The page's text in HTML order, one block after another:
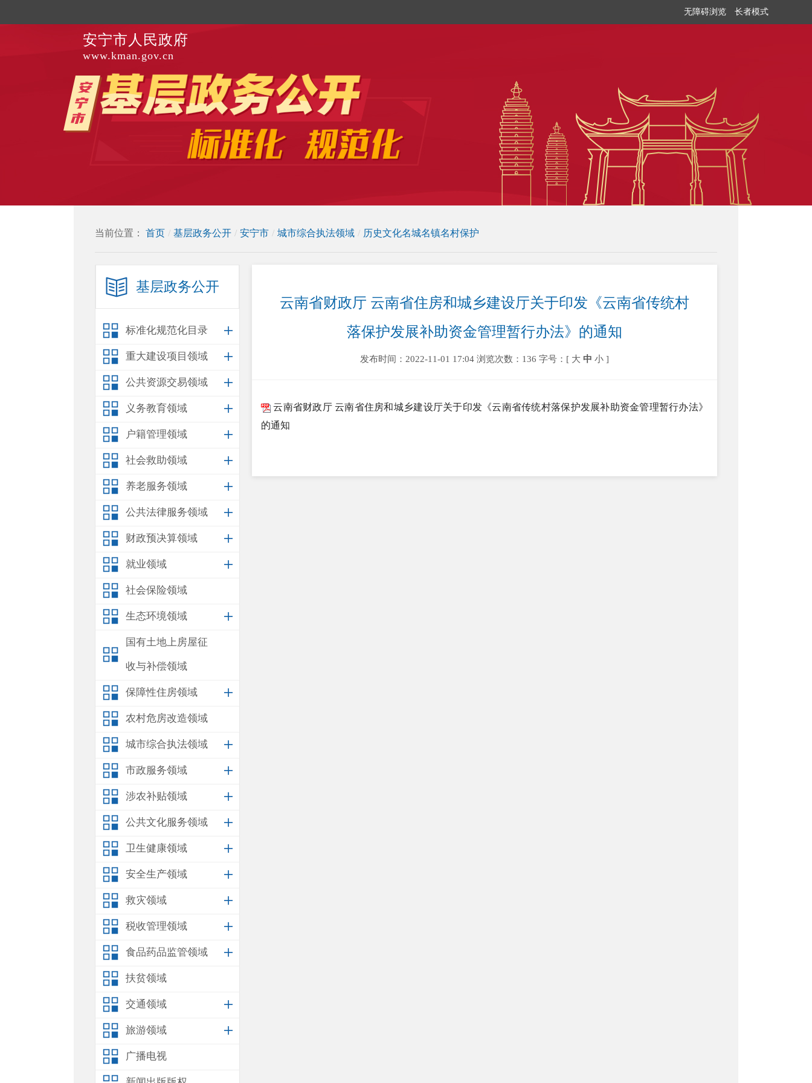
无障碍浏览 长者模式
安宁市人民政府
www.kman.gov.cn
当前位置： 首页 / 基层政务公开 / 安宁市 / 城市综合执法领域 / 历史文化名城名镇名村保护
基层政务公开
标准化规范化目录
重大建设项目领域
公共资源交易领域
义务教育领域
户籍管理领域
社会救助领域
养老服务领域
公共法律服务领域
财政预决算领域
就业领域
社会保险领域
生态环境领域
国有土地上房屋征
收与补偿领域
保障性住房领域
农村危房改造领域
城市综合执法领域
市政服务领域
涉农补贴领域
公共文化服务领域
卫生健康领域
安全生产领域
救灾领域
税收管理领域
食品药品监管领域
扶贫领域
交通领域
旅游领域
广播电视
云南省财政厅 云南省住房和城乡建设厅关于印发《云南省传统村
落保护发展补助资金管理暂行办法》的通知
发布时间：2022-11-01 17:04 浏览次数：136 字号：[ 大 中 小 ]
云南省财政厅 云南省住房和城乡建设厅关于印发《云南省传统村落保护发展补助资金管理暂行办法》
的通知